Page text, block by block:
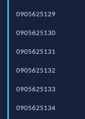
0905625129
0905625130
0905625131
0905625132
0905625133
0905625134